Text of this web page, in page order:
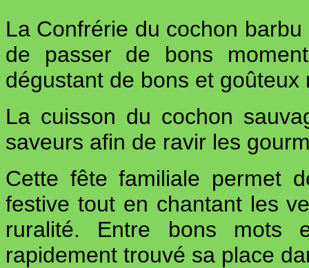
La Confrérie du cochon
de passer de bons
dégustant de bons et
La cuisson du cochon
saveurs afin de ravir les
Cette fête familiale permet
festive tout en chantant les
ruralité. Entre bons mots
rapidement trouvé sa place